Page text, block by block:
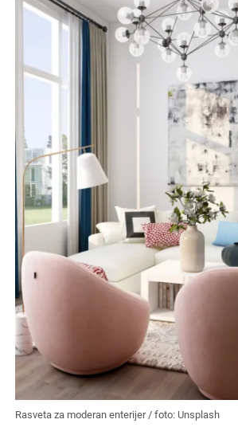
Rasveta za moderan enterijer / foto: Unsplash